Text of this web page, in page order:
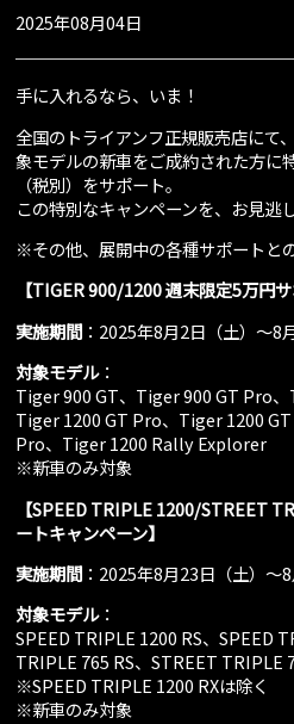
2025年08月04日
手に入れるなら、いま！
全国のトライアンフ正規販売店にて
象モデルの新車をご成約された方に
（税別）をサポート。
この特別なキャンペーンを、お見逃
※その他、展開中の各種サポートと
【TIGER 900/1200 週末限定5万円
実施期間 ：2025年8月2日（土）～8
対象モデル：
Tiger 900 GT、Tiger 900 GT Pro
Tiger 1200 GT Pro、Tiger 1200
Pro、Tiger 1200 Rally Explorer
※新車のみ対象
【SPEED TRIPLE 1200/STREET
ートキャンペーン】
実施期間 ：2025年8月23日（土）～8
対象モデル：
SPEED TRIPLE 1200 RS、SPEED
TRIPLE 765 RS、STREET TRIPLE
※SPEED TRIPLE 1200 RXは除く
※新車のみ対象